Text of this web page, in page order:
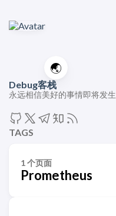
🌏
Debug客栈
永远相信美好的事情即将发生
TAGS
1 个页面
Prometheus